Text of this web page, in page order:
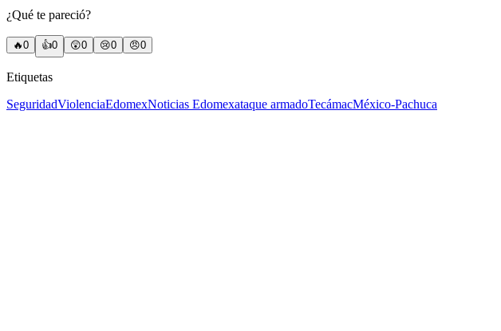
¿Qué te pareció?
🔥0 👍0 😲0 😢0 😠0
Etiquetas
SeguridadViolenciaEdomexNoticias Edomexataque armadoTecámacMéxico-Pachuca